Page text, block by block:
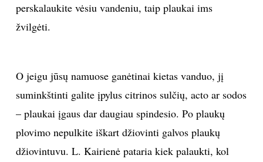
perskalaukite vėsiu vandeniu, taip plaukai ims
žvilgėti.
O jeigu jūsų namuose ganėtinai kietas vanduo, jį
suminkštinti galite įpylus citrinos sulčių, acto ar sodos
– plaukai įgaus dar daugiau spindesio. Po plaukų
plovimo nepulkite iškart džiovinti galvos plaukų
džiovintuvu. L. Kairienė pataria kiek palaukti, kol